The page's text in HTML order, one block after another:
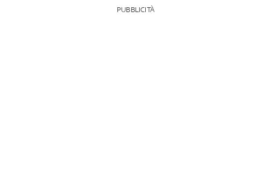
PUBBLICITÀ